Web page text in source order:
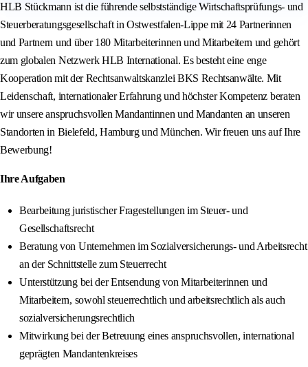
HLB Stückmann ist die führende selbstständige Wirtschaftsprüfungs- und
Steuerberatungsgesellschaft in Ostwestfalen-Lippe mit 24 Partnerinnen
und Partnern und über 180 Mitarbeiterinnen und Mitarbeitern und gehört
zum globalen Netzwerk HLB International. Es besteht eine enge
Kooperation mit der Rechtsanwaltskanzlei BKS Rechtsanwälte. Mit
Leidenschaft, internationaler Erfahrung und höchster Kompetenz beraten
wir unsere anspruchsvollen Mandantinnen und Mandanten an unseren
Standorten in Bielefeld, Hamburg und München. Wir freuen uns auf Ihre
Bewerbung!
Ihre Aufgaben
Bearbeitung juristischer Fragestellungen im Steuer- und
Gesellschaftsrecht
Beratung von Unternehmen im Sozialversicherungs- und Arbeitsrecht
an der Schnittstelle zum Steuerrecht
Unterstützung bei der Entsendung von Mitarbeiterinnen und
Mitarbeitern, sowohl steuerrechtlich und arbeitsrechtlich als auch
sozialversicherungsrechtlich
Mitwirkung bei der Betreuung eines anspruchsvollen, international
geprägten Mandantenkreises